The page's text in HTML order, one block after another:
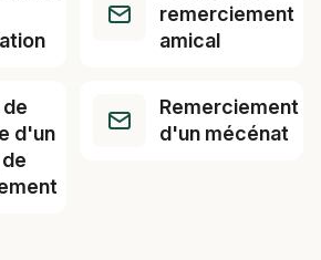
remerciement
amical
d'un
Remerciement
d'un mécénat